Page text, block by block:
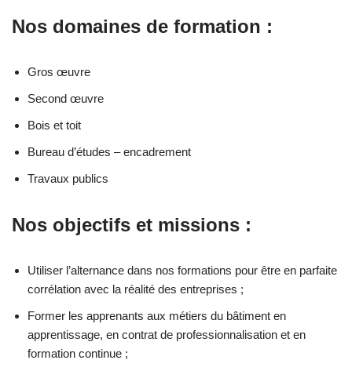
Nos domaines de formation :
Gros œuvre
Second œuvre
Bois et toit
Bureau d’études – encadrement
Travaux publics
Nos objectifs et missions :
Utiliser l’alternance dans nos formations pour être en parfaite
corrélation avec la réalité des entreprises ;
Former les apprenants aux métiers du bâtiment en
apprentissage, en contrat de professionnalisation et en
formation continue ;